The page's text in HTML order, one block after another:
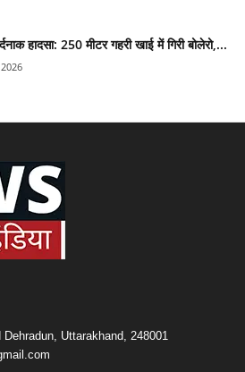
हादसा: 250 मीटर गहरी खाई में गिरी बोलेरो,...
Uttarakhand, 248001